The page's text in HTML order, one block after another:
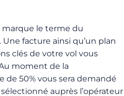
le terme du
facture ainsi qu’un plan
clés de votre vol vous
moment de la
50% vous sera demandé
auprès l’opérateur